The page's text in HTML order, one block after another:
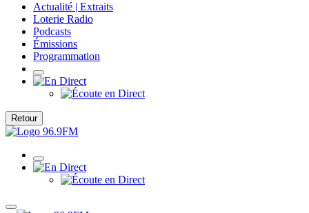
Actualité | Extraits
Loterie Radio
Podcasts
Émissions
Programmation
Retour